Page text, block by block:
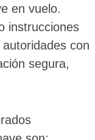
en vuelo.
instrucciones
con
segura,